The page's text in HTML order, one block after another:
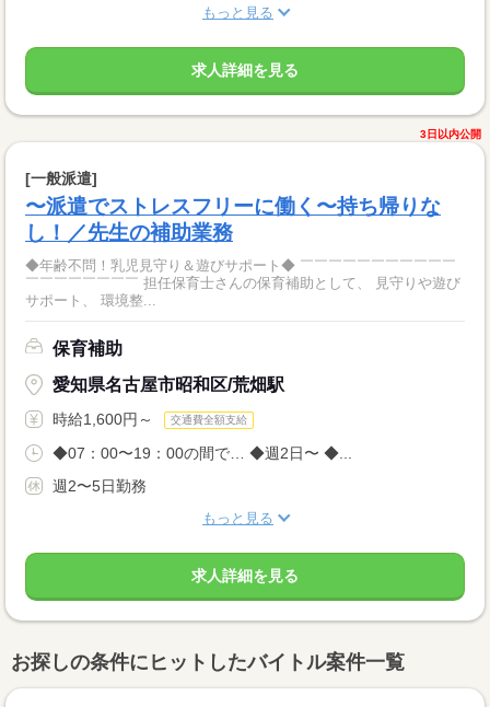
もっと見る
求人詳細を見る
3日以内公開
[一般派遣]
〜派遣でストレスフリーに働く〜持ち帰りな
し！／先生の補助業務
◆年齢不問！乳児見守り＆遊びサポート◆ ￣￣￣￣￣￣￣￣￣￣￣
￣￣￣￣￣￣￣￣ 担任保育士さんの保育補助として、 見守りや遊び
サポート、 環境整...
保育補助
愛知県名古屋市昭和区/荒畑駅
時給1,600円～ 交通費全額支給
◆07：00〜19：00の間で… ◆週2日〜 ◆...
週2〜5日勤務
もっと見る
求人詳細を見る
お探しの条件にヒットしたバイトル案件一覧